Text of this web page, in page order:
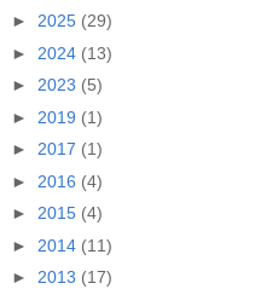
► 2025 (29)
► 2024 (13)
► 2023 (5)
► 2019 (1)
► 2017 (1)
► 2016 (4)
► 2015 (4)
► 2014 (11)
► 2013 (17)